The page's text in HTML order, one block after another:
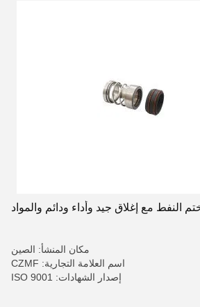
النفط مع إغلاق جيد وأداء ودائم والمواد
مكان المنشأ: الصين
اسم العلامة التجارية: CZMF
إصدار الشهادات: ISO 9001